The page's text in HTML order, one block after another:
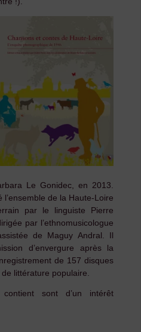
Le Gonidec, en 2013.
de la Haute-Loire
par le linguiste Pierre
par l’ethnomusicologue
de Maguy Andral. Il
d’envergure après la
de 157 disques
littérature populaire.
contient sont d’un intérêt